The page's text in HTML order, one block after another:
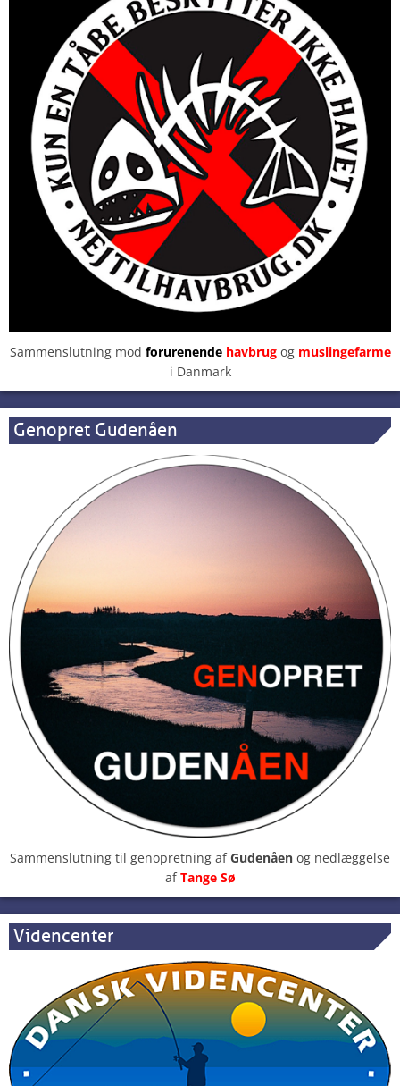
Sammenslutning mod forurenendehavbrugog muslingefarme
i Danmark
Genopret Gudenåen
Sammenslutning til genopretning afGudenåen og nedlæggelse
afTange Sø
Videncenter